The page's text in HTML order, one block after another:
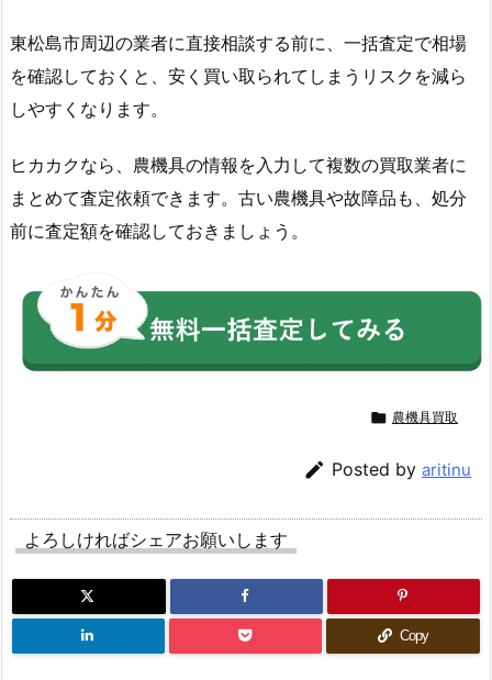
東松島市周辺の業者に直接相談する前に、一括査定で相場
を確認しておくと、安く買い取られてしまうリスクを減ら
しやすくなります。
ヒカカクなら、農機具の情報を入力して複数の買取業者に
まとめて査定依頼できます。古い農機具や故障品も、処分
前に査定額を確認しておきましょう。
 農機具買取
 Posted by aritinu
よろしければシェアお願いします
Copy